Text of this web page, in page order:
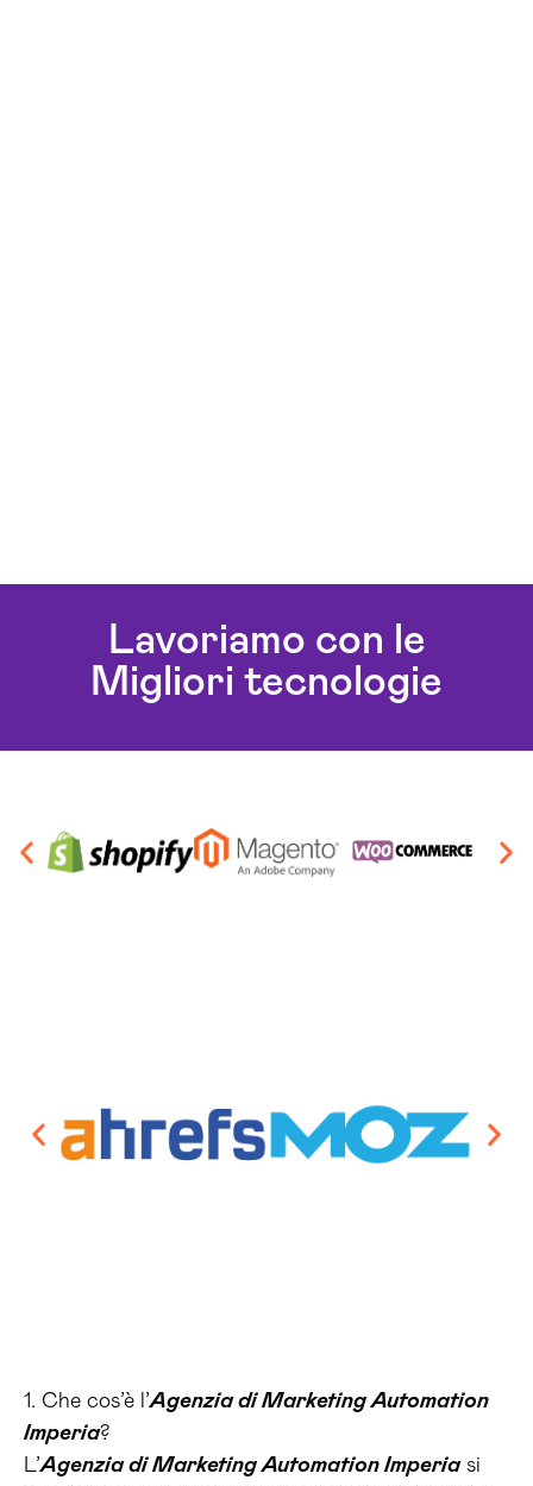
Lavoriamo con le
Migliori tecnologie
1. Che cos’è l’Agenzia di Marketing Automation
Imperia?
L’Agenzia di Marketing Automation Imperiasi